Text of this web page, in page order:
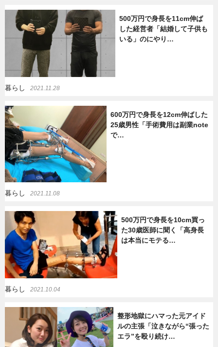
500万円で身長を11cm伸ば
した経営者「結婚して子供も
いる」のにやり…
暮らし 2021.11.28
600万円で身長を12cm伸ばした
25歳男性「手術費用は副業note
で…
暮らし 2021.11.08
500万円で身長を10cm買っ
た30歳医師に聞く「高身長
は本当にモテる…
暮らし 2021.10.04
整形地獄にハマった元アイド
ルの主張「泣きながら“張った
エラ”を殴り続け…